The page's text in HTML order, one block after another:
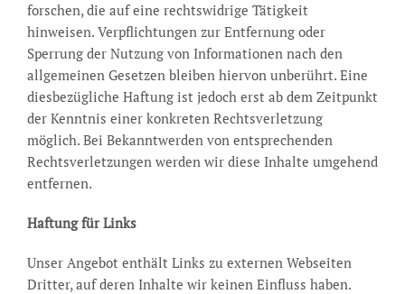
forschen, die auf eine rechtswidrige Tätigkeit
hinweisen. Verpflichtungen zur Entfernung oder
Sperrung der Nutzung von Informationen nach den
allgemeinen Gesetzen bleiben hiervon unberührt. Eine
diesbezügliche Haftung ist jedoch erst ab dem Zeitpunkt
der Kenntnis einer konkreten Rechtsverletzung
möglich. Bei Bekanntwerden von entsprechenden
Rechtsverletzungen werden wir diese Inhalte umgehend
entfernen.
Haftung für Links
Unser Angebot enthält Links zu externen Webseiten
Dritter, auf deren Inhalte wir keinen Einfluss haben.